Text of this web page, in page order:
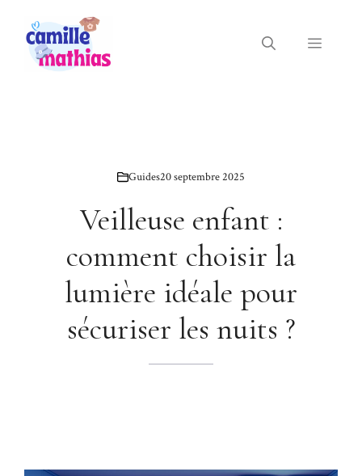
contenu
Menu
Guides20 septembre 2025
Veilleuse enfant :
comment choisir la
lumière idéale pour
sécuriser les nuits ?